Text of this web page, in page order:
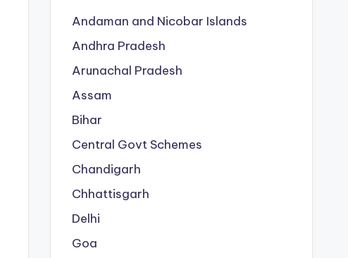
Andaman and Nicobar Islands
Andhra Pradesh
Arunachal Pradesh
Assam
Bihar
Central Govt Schemes
Chandigarh
Chhattisgarh
Delhi
Goa